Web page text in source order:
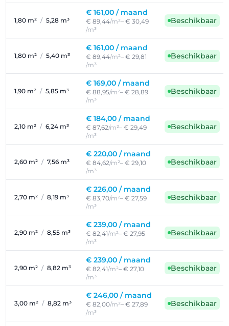
1,80 m² / 5,28 m³
€ 161,00 / maand
€ 89,44/m²– € 30,49
/m³
Beschikbaar
1,80 m² / 5,40 m³
€ 161,00 / maand
€ 89,44/m²– € 29,81
/m³
Beschikbaar
1,90 m² / 5,85 m³
€ 169,00 / maand
€ 88,95/m²– € 28,89
/m³
Beschikbaar
2,10 m² / 6,24 m³
€ 184,00 / maand
€ 87,62/m²– € 29,49
/m³
Beschikbaar
2,60 m² / 7,56 m³
€ 220,00 / maand
€ 84,62/m²– € 29,10
/m³
Beschikbaar
2,70 m² / 8,19 m³
€ 226,00 / maand
€ 83,70/m²– € 27,59
/m³
Beschikbaar
2,90 m² / 8,55 m³
€ 239,00 / maand
€ 82,41/m²– € 27,95
/m³
Beschikbaar
2,90 m² / 8,82 m³
€ 239,00 / maand
€ 82,41/m²– € 27,10
/m³
Beschikbaar
3,00 m² / 8,82 m³
€ 246,00 / maand
€ 82,00/m²– € 27,89
/m³
Beschikbaar